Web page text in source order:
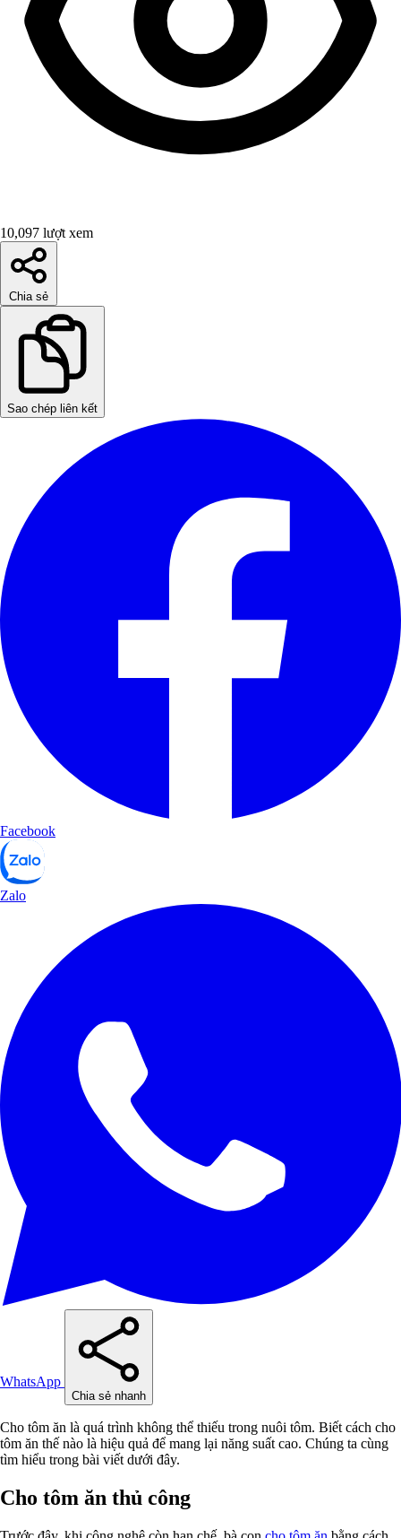
10,097 lượt xem
Chia sẻ
Sao chép liên kết
Facebook
Zalo
WhatsApp
Chia sẻ nhanh
Cho tôm ăn là quá trình không thể thiếu trong nuôi tôm. Biết cách cho
tôm ăn thế nào là hiệu quả để mang lại năng suất cao. Chúng ta cùng
tìm hiểu trong bài viết dưới đây.
Cho tôm ăn thủ công